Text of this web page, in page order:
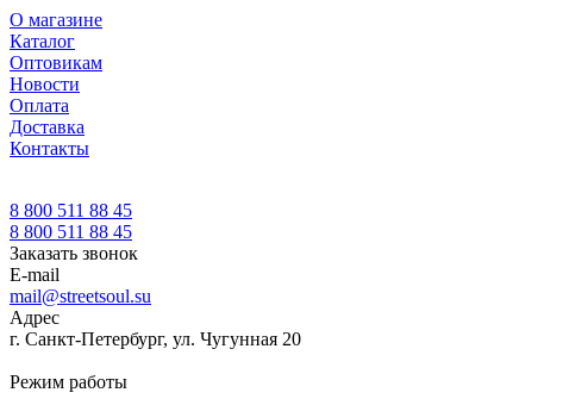
О магазине
Каталог
Оптовикам
Новости
Оплата
Доставка
Контакты
8 800 511 88 45
8 800 511 88 45
Заказать звонок
E-mail
mail@streetsoul.su
Адрес
г. Санкт-Петербург, ул. Чугунная 20
Режим работы